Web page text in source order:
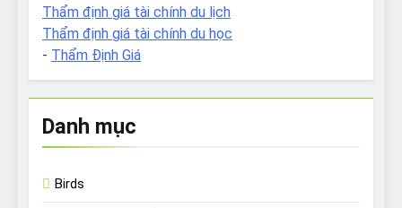
Thẩm định giá tài chính du lịch
Thẩm định giá tài chính du học
- Thẩm Định Giá
Danh mục
Birds